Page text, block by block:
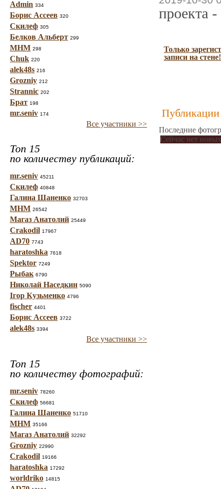
Admin 334
Борис Ассеев 320
Скилеф 305
Белков Альберт 299
МНМ 298
Chuk 220
alek48s 216
Grozniy 212
Strannic 202
Брат 198
mr.seniv 174
Все участники >>
Топ 15
по количеству публикаций:
mr.seniv 45211
Скилеф 40848
Галина Шаненко 32703
МНМ 26542
Магаз Анатолий 25449
Crakodil 17967
AD70 7743
haratoshka 7618
Spektor 7249
Рыбак 6790
Николай Наседкин 5090
Ігор Кузьменко 4796
fischer 4401
Борис Ассеев 3722
alek48s 3394
Все участники >>
Топ 15
по количеству фотографий:
mr.seniv 78260
Скилеф 56681
Галина Шаненко 51710
МНМ 35166
Магаз Анатолий 32292
Grozniy 22990
Crakodil 19166
haratoshka 17292
worldriko 14815
проекта
Только
записи на стене!
Публикации
Последние
Сейчас нет